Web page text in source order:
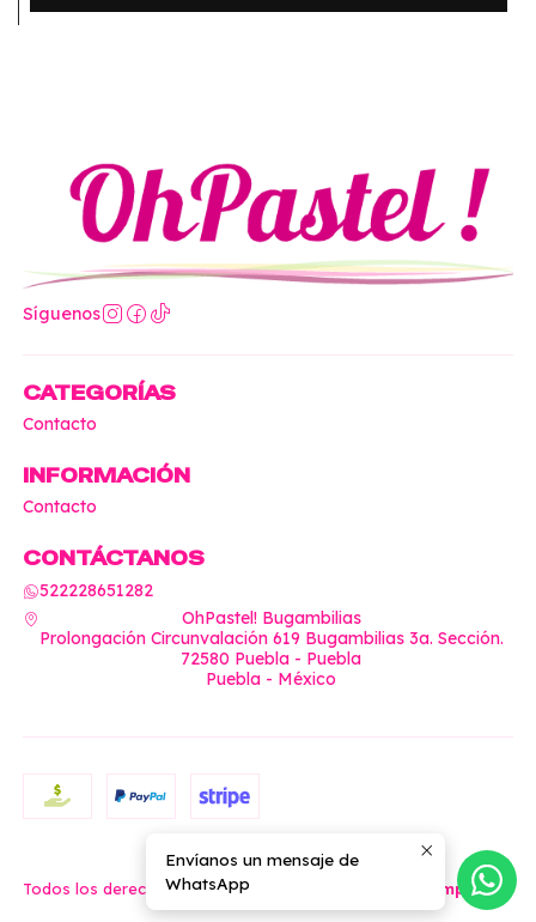
Síguenos
CATEGORÍAS
Contacto
INFORMACIÓN
Contacto
CONTÁCTANOS
522228651282
OhPastel! Bugambilias
Prolongación Circunvalación 619 Bugambilias 3a. Sección.
72580 Puebla - Puebla
Puebla - México
2026 OhPastel!.
Todos los derechos reservados.
Desarrollado por Jumpseller
Envíanos un mensaje de
WhatsApp